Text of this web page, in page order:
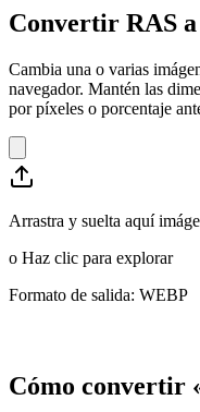
Convertir RAS
Cambia una o varias
navegador. Mantén las
por píxeles o porcentaje
Arrastra y suelta aquí
o Haz clic para explorar
Formato de salida: WEBP
Cómo convertir